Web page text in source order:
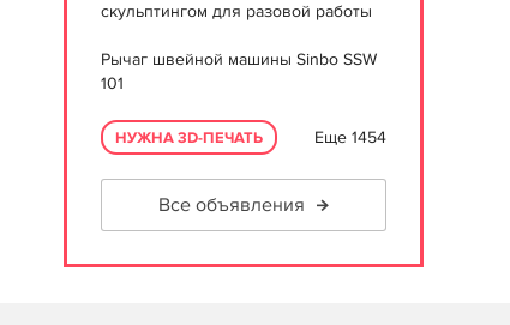
скульптингом для разовой работы
Рычаг швейной машины Sinbo SSW
101
НУЖНА 3D-ПЕЧАТЬ Еще 1454
Все объявления